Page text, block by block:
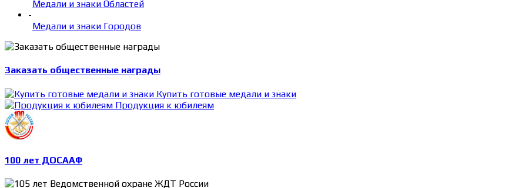
Медали и знаки Областей
-
Медали и знаки Городов
Заказать общественные награды
Купить готовые медали и знаки
Продукция к юбилеям
100 лет ДОСААФ